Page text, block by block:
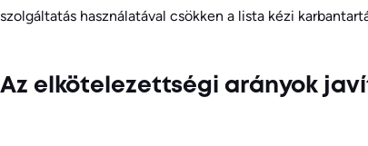
szolgáltatás használatával csökken a lista kézi
Az elkötelezettségi arányok